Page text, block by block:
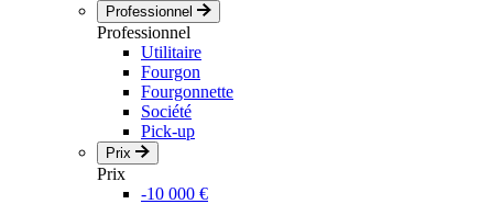
Professionnel
Professionnel
Utilitaire
Fourgon
Fourgonnette
Société
Pick-up
Prix
Prix
-10 000 €